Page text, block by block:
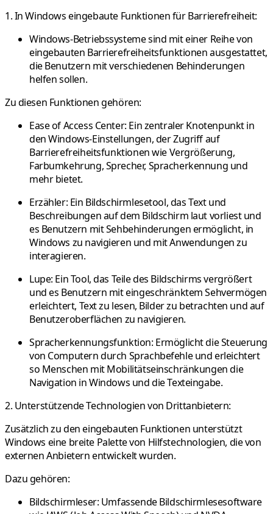
1. In Windows eingebaute Funktionen für Barrierefreiheit:
Windows-Betriebssysteme sind mit einer Reihe von
eingebauten Barrierefreiheitsfunktionen ausgestattet,
die Benutzern mit verschiedenen Behinderungen
helfen sollen.
Zu diesen Funktionen gehören:
Ease of Access Center: Ein zentraler Knotenpunkt in
den Windows-Einstellungen, der Zugriff auf
Barrierefreiheitsfunktionen wie Vergrößerung,
Farbumkehrung, Sprecher, Spracherkennung und
mehr bietet.
Erzähler: Ein Bildschirmlesetool, das Text und
Beschreibungen auf dem Bildschirm laut vorliest und
es Benutzern mit Sehbehinderungen ermöglicht, in
Windows zu navigieren und mit Anwendungen zu
interagieren.
Lupe: Ein Tool, das Teile des Bildschirms vergrößert
und es Benutzern mit eingeschränktem Sehvermögen
erleichtert, Text zu lesen, Bilder zu betrachten und auf
Benutzeroberflächen zu navigieren.
Spracherkennungsfunktion: Ermöglicht die Steuerung
von Computern durch Sprachbefehle und erleichtert
so Menschen mit Mobilitätseinschränkungen die
Navigation in Windows und die Texteingabe.
2. Unterstützende Technologien von Drittanbietern:
Zusätzlich zu den eingebauten Funktionen unterstützt
Windows eine breite Palette von Hilfstechnologien, die von
externen Anbietern entwickelt wurden.
Dazu gehören:
Bildschirmleser: Umfassende Bildschirmlesesoftware